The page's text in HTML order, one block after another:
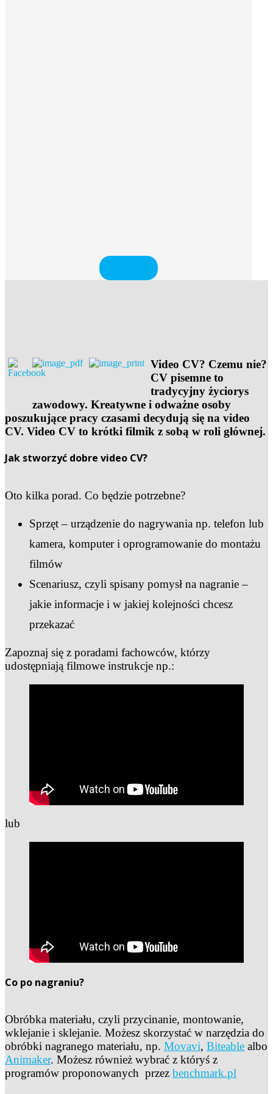
Video CV? Czemu nie?
CV pisemne to
tradycyjny życiorys
zawodowy. Kreatywne i odważne osoby
poszukujące pracy czasami decydują się na video
CV. Video CV to krótki filmik z sobą w roli głównej.
Jak stworzyć dobre video CV?
Oto kilka porad. Co będzie potrzebne?
Sprzęt – urządzenie do nagrywania np. telefon lub
kamera, komputer i oprogramowanie do montażu
filmów
Scenariusz, czyli spisany pomysł na nagranie –
jakie informacje i w jakiej kolejności chcesz
przekazać
Zapoznaj się z poradami fachowców, którzy
udostępniają filmowe instrukcje np.:
lub
Co po nagraniu?
Obróbka materiału, czyli przycinanie, montowanie,
wklejanie i sklejanie. Możesz skorzystać w narzędzia do
obróbki nagranego materiału, np. Movavi, Biteable albo
Animaker. Możesz również wybrać z któryś z
programów proponowanych przez benchmark.pl